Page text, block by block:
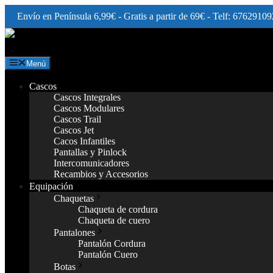
Envío en Península 6,99€ - Gratis a partir de 69€ - Telf:
Saltar
contenido
Menú
Cascos
Cascos Integrales
Cascos Modulares
Cascos Trail
Cascos Jet
Cacos Infantiles
Pantallas y Pinlock
Intercomunicadores
Recambios y Accesorios
Equipación
Chaquetas
Chaqueta de cordura
Chaqueta de cuero
Pantalones
Pantalón Cordura
Pantalón Cuero
Botas